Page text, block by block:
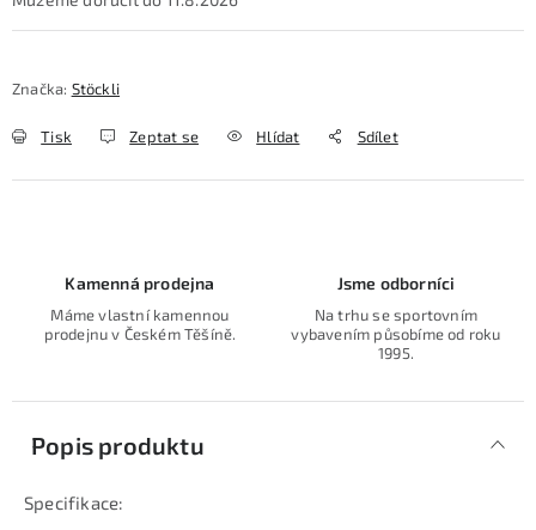
Značka: Stöckli
Tisk Zeptat se Hlídat Sdílet
Kamenná prodejna
Máme vlastní kamennou
prodejnu v Českém Těšíně.
Jsme odborníci
Na trhu se sportovním
vybavením působíme od roku
1995.
Popis produktu
Specifikace: